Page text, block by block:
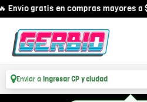
Envío gratis en compras mayores a
Enviar a Ingresar CP y ciudad